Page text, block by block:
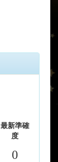
最新準確
度
0